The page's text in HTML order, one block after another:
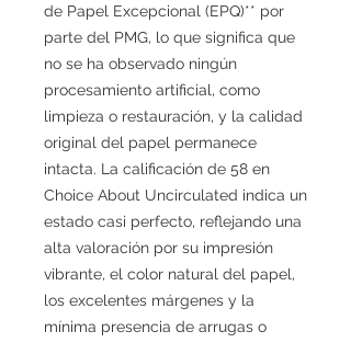
de Papel Excepcional (EPQ)** por
parte del PMG, lo que significa que
no se ha observado ningún
procesamiento artificial, como
limpieza o restauración, y la calidad
original del papel permanece
intacta. La calificación de 58 en
Choice About Uncirculated indica un
estado casi perfecto, reflejando una
alta valoración por su impresión
vibrante, el color natural del papel,
los excelentes márgenes y la
mínima presencia de arrugas o